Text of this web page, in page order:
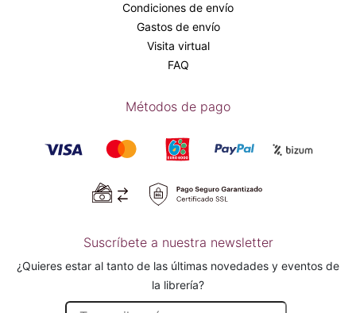
Condiciones de envío
Gastos de envío
Visita virtual
FAQ
Métodos de pago
Suscríbete a nuestra newsletter
¿Quieres estar al tanto de las últimas novedades y eventos de
la librería?